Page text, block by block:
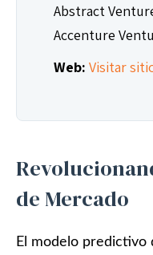
Abstract
Accenture
Web: Visitar
de Mercado
El modelo predictivo